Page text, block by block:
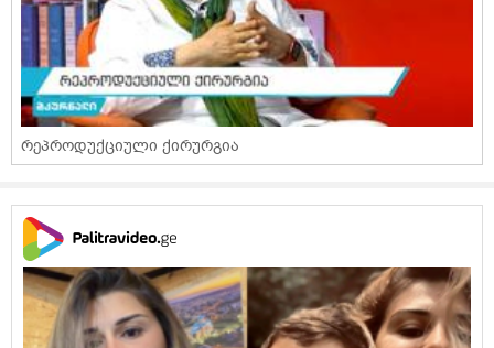
რეპროდუქციული ქირურგია